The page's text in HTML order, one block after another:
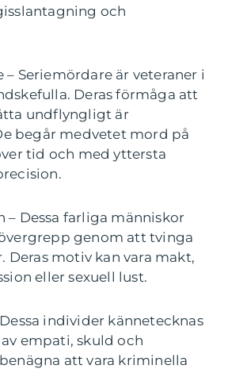
och
– Seriemördare är veteraner i
Deras förmåga att
undflyngligt är
begår medvetet mord på
tid och med yttersta
– Dessa farliga människor
genom att tvinga
Deras motiv kan vara makt,
eller sexuell lust.
individer kännetecknas
av empati, skuld och
att vara kriminella